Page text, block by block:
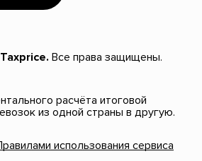
Все права защищены.
расчёта итоговой
из одной страны в другую.
использования сервиса